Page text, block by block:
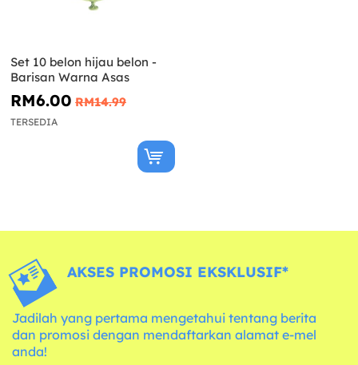
Set 10 belon hijau belon -
Barisan Warna Asas
RM6.00 RM14.99
TERSEDIA
AKSES PROMOSI EKSKLUSIF*
Jadilah yang pertama mengetahui tentang berita
dan promosi dengan mendaftarkan alamat e-mel
anda!